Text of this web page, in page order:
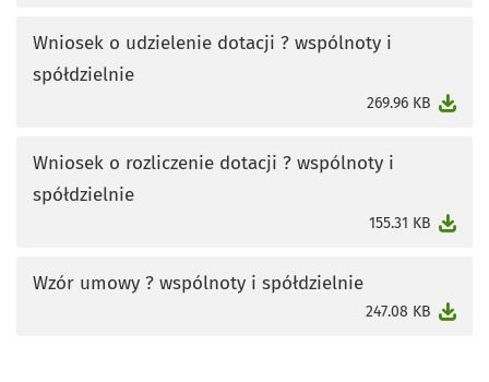
Wniosek o udzielenie dotacji ? wspólnoty i
spółdzielnie
269.96 KB
otworzy się w nowej karcie
Wniosek o rozliczenie dotacji ? wspólnoty i
spółdzielnie
155.31 KB
otworzy się w nowej karcie
Wzór umowy ? wspólnoty i spółdzielnie
247.08 KB